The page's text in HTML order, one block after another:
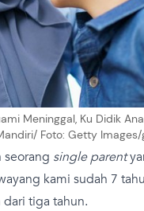
Meninggal, Ku Didik
Foto: Getty
seorang single parent
kami sudah 7
tiga tahun.